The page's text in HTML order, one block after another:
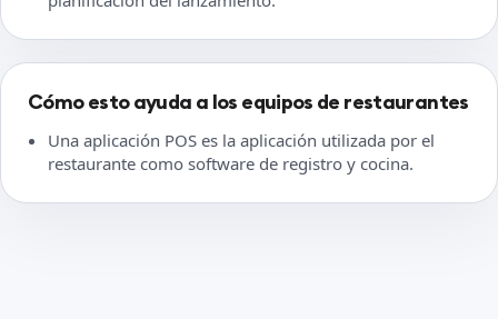
Cómo esto ayuda a los equipos de restaurantes
Una aplicación POS es la aplicación utilizada por el
restaurante como software de registro y cocina.